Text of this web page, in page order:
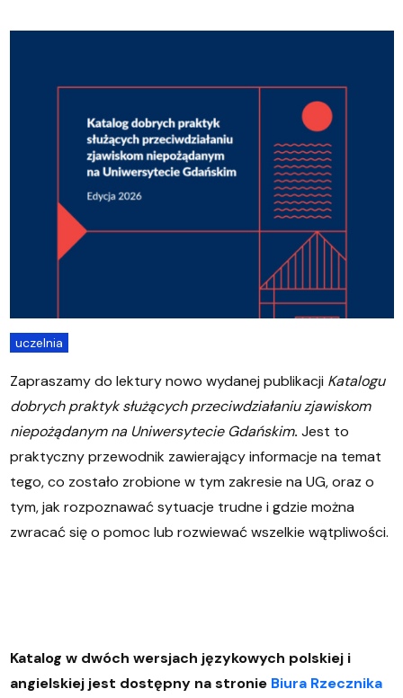
uczelnia
Zapraszamy do lektury nowo wydanej publikacji Katalogu
dobrych praktyk służących przeciwdziałaniu zjawiskom
niepożądanym na Uniwersytecie Gdańskim. Jest to
praktyczny przewodnik zawierający informacje na temat
tego, co zostało zrobione w tym zakresie na UG, oraz o
tym, jak rozpoznawać sytuacje trudne i gdzie można
zwracać się o pomoc lub rozwiewać wszelkie wątpliwości.
Katalog w dwóch wersjach językowych polskiej i
angielskiej jest dostępny na stronie Biura Rzecznika